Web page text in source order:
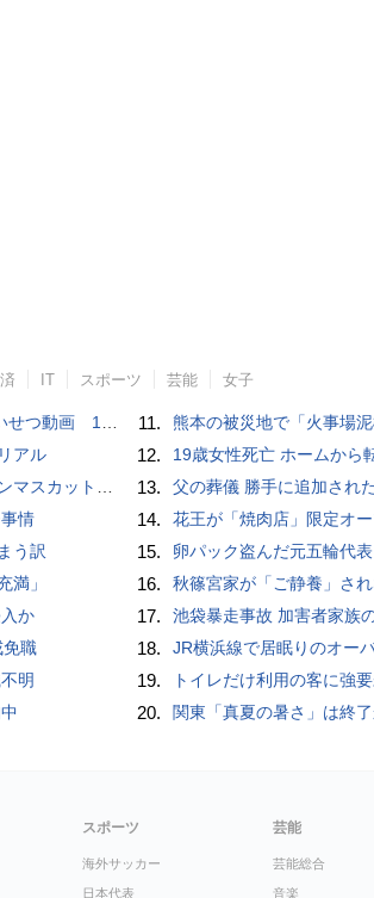
IT スポーツ 芸能 女子
「薬もありますよ」とSNSで誘い出し
アル
無職の男（42）逮捕 岡山県警
情
う訳
満」
か
免職
明
11. 熊本の被災地で「火事場
12. 19歳女性死亡 ホームから
13. 父の葬儀 勝手に追加され
14. 花王が「焼肉店」限定オー
15. 卵パック盗んだ元五輪代
16. 秋篠宮家が「ご静養」さ
17. 池袋暴走事故 加害者家族
18. JR横浜線で居眠りのオー
19. トイレだけ利用の客に強
20. 関東「真夏の暑さ」は終
スポーツ
海外サッカー
日本代表
芸能
芸能総合
音楽